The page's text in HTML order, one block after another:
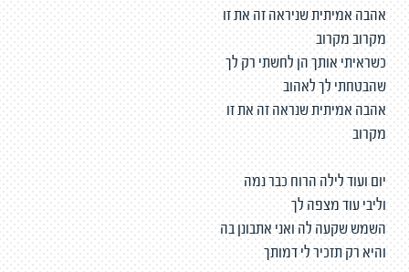
אהבה אמיתית שניראה זה את זו
מקרוב מקרוב
כשראיתי אותך הן לחשתי רק לך
שהבטחתי לך לאהוב
אהבה אמיתית שנראה זה את זו
מקרוב
יום ועוד לילה הרוח כבר נמה
וליבי עוד מצפה לך
השמש שקעה לה ואני אתבונן בה
והיא רק תזכיר לי דמותך